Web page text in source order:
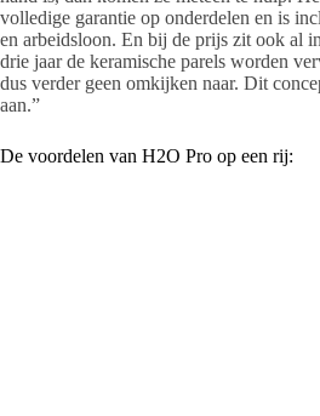
volledige garantie op onderdelen en is
en arbeidsloon. En bij de prijs zit ook al
drie jaar de keramische parels worden
dus verder geen omkijken naar. Dit
aan.”
De voordelen van H2O Pro op een rij: